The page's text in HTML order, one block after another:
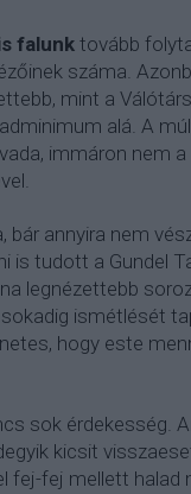
falunktovább
száma.
mint a
alá. A
immáron nem a
bár annyira nem
is tudott a Gundel
legnézettebb
ismétlését
hogy este
sok érdekesség.
kicsit
fej-fej mellett halad